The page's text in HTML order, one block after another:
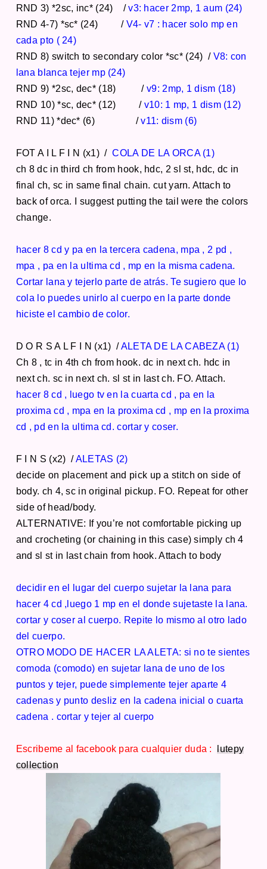
RND 3) *2sc, inc* (24) /v3: hacer 2mp, 1 aum (24)
RND 4-7) *sc* (24) / V4- v7 : hacer solo mp en
cada pto ( 24)
RND 8) switch to secondary color *sc* (24) / V8: con
lana blanca tejer mp (24)
RND 9) *2sc, dec* (18) /v9: 2mp, 1 dism (18)
RND 10) *sc, dec* (12) / v10: 1 mp, 1 dism (12)
RND 11) *dec* (6) /v11: dism (6)
FOT A I L F I N (x1) /COLA DE LA ORCA (1)
ch 8 dc in third ch from hook, hdc, 2 sl st, hdc, dc in
final ch, sc in same final chain. cut yarn. Attach to
back of orca. I suggest putting the tail were the colors
change.
hacer 8 cd y pa en la tercera cadena, mpa , 2 pd ,
mpa , pa en la ultima cd , mp en la misma cadena.
Cortar lana y tejerlo parte de atrás. Te sugiero que lo
cola lo puedes unirlo al cuerpo en la parte donde
hiciste el cambio de color.
D O R S A L F I N (x1) /ALETA DE LA CABEZA (1)
Ch 8 , tc in 4th ch from hook. dc in next ch. hdc in
next ch. sc in next ch. sl st in last ch. FO. Attach.
hacer 8 cd , luego tv en la cuarta cd , pa en la
proxima cd , mpa en la proxima cd , mp en la proxima
cd , pd en la ultima cd. cortar y coser.
F I N S (x2) /ALETAS (2)
decide on placement and pick up a stitch on side of
body. ch 4, sc in original pickup. FO. Repeat for other
side of head/body.
ALTERNATIVE: If you’re not comfortable picking up
and crocheting (or chaining in this case) simply ch 4
and sl st in last chain from hook. Attach to body
decidir en el lugar del cuerpo sujetar la lana para
hacer 4 cd ,luego 1 mp en el donde sujetaste la lana.
cortar y coser al cuerpo. Repite lo mismo al otro lado
del cuerpo.
OTRO MODO DE HACER LA ALETA: si no te sientes
comoda (comodo) en sujetar lana de uno de los
puntos y tejer, puede simplemente tejer aparte 4
cadenas y punto desliz en la cadena inicial o cuarta
cadena . cortar y tejer al cuerpo
Escribeme al facebook para cualquier duda :lutepy
collection